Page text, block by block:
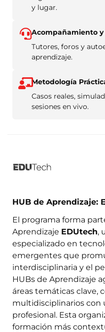
y lugar.
Acompañamiento y
Tutores, foros y
aprendizaje.
Metodología
Casos reales,
sesiones en vivo.
HUB de Aprendizaje:
El programa forma
Aprendizaje EDUtech,
especializado en
emergentes que
interdisciplinaria y el
HUBs de Aprendizaje
áreas temáticas clave,
multidisciplinarios con
profesional. Esta
formación más